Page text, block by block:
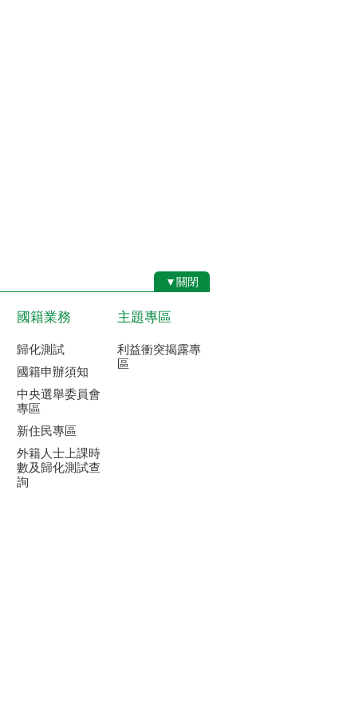
▼關閉
國籍業務
歸化測試
國籍申辦須知
中央選舉委員會
專區
新住民專區
外籍人士上課時
數及歸化測試查
詢
主題專區
利益衝突揭露專
區